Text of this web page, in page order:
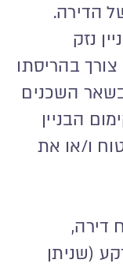
הדירה.
נזק
בהריסתו
בשאר השכנים
הבניין
ו/או את
דירה,
(שניתן